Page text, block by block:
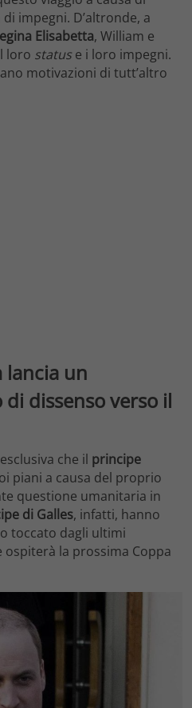
impegni. D’altronde, a
Elisabetta, William e
loro status e i loro impegni.
motivazioni di tutt’altro
lancia un
dissenso verso il
che il principe
piani a causa del proprio
questione umanitaria in
di Galles, infatti, hanno
toccato dagli ultimi
ospiterà la prossima Coppa